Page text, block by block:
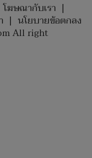
โฆษณากับเรา |
| นโยบายข้อตกลง
All right